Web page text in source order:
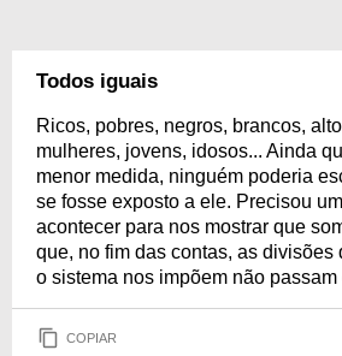
Todos iguais
Ricos, pobres, negros, brancos,
mulheres, jovens, idosos... Ainda
menor medida, ninguém poderia
se fosse exposto a ele. Precisou
acontecer para nos mostrar que
que, no fim das contas, as divisões
o sistema nos impõem não
COPIAR